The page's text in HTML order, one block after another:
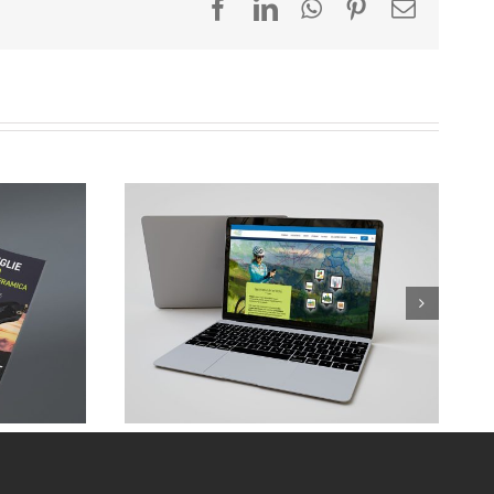
Facebook
LinkedInWhatsApp
Pinterest